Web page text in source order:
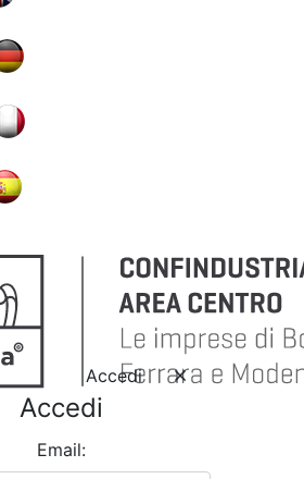
Accedi
Accedi
Email: